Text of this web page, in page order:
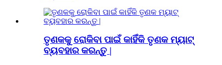
ତୃଣକକୁ ରୋକିବା ପାଇଁ କାହିଁକି ତୃଣକ ମ୍ୟାଟ୍
ବ୍ୟବହାର କରନ୍ତୁ |